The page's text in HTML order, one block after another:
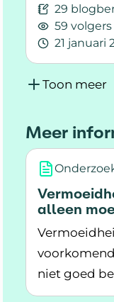
29
59 volgers
21 januari
Lees meer
Toon meer
Meer
alleen
niet goed
maken
Lees meer